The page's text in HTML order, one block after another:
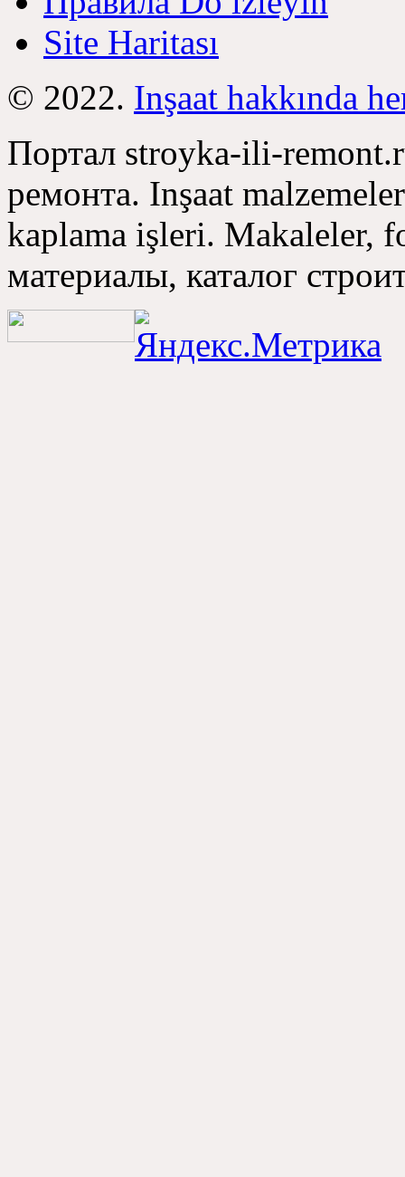
Site Haritası
© 2022. Inşaat hakkında
Портал stroyka-ili-
ремонта. Inşaat
kaplama işleri. Makaleler,
материалы, каталог